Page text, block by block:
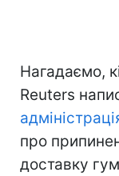
Нагадаємо,
Reuters
про
доставку